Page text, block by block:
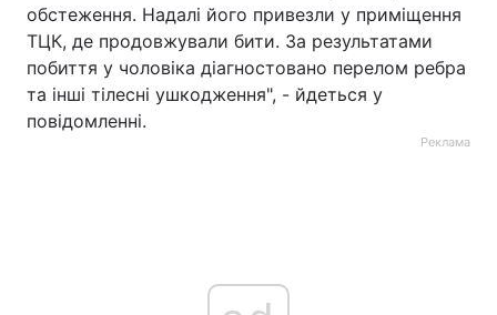
обстеження. Надалі його привезли у приміщення
ТЦК, де продовжували бити. За результатами
побиття у чоловіка діагностовано перелом ребра
та інші тілесні ушкодження", - йдеться у
повідомленні.
Реклама